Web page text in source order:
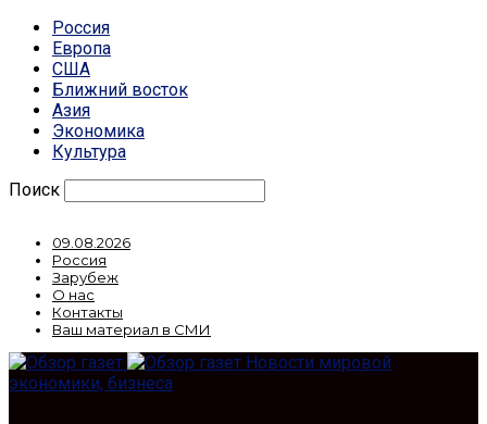
Россия
Европа
США
Ближний восток
Азия
Экономика
Культура
Поиск
09.08.2026
Россия
Зарубеж
О нас
Контакты
Ваш материал в СМИ
Новости мировой
экономики, бизнеса